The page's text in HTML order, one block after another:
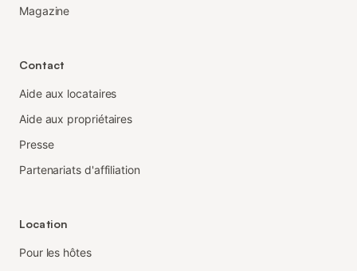
Magazine
Contact
Aide aux locataires
Aide aux propriétaires
Presse
Partenariats d'affiliation
Location
Pour les hôtes